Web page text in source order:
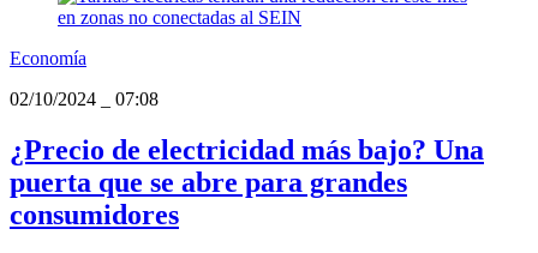
Economía
02/10/2024
07:08
¿Precio de electricidad más bajo? Una
puerta que se abre para grandes
consumidores